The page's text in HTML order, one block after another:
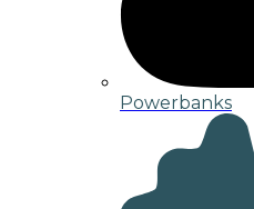
Powerbanks